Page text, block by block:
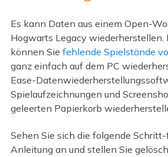
Es kann Daten aus einem Open-
Hogwarts Legacy wiederherstellen.
können Sie fehlende Spielstände
ganz einfach auf dem PC
Ease-
Spielaufzeichnungen und
geleerten Papierkorb
Sehen Sie sich die folgende
Anleitung an und stellen Sie